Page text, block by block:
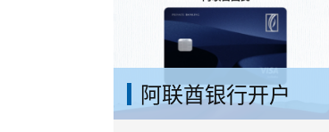
阿联酋银行开户